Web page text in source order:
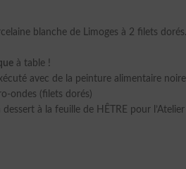
blanche de Limoges à 2 filets
à table !
avec de la peinture alimentaire
ondes (filets dorés)
dessert à la feuille de HÊTRE pour